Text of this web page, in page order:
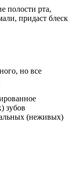
полости рта,
придаст блеск
но все
зубов
(неживых)